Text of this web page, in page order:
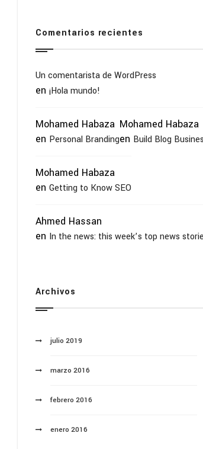
Comentarios recientes
Un comentarista de WordPress
en ¡Hola mundo!
Mohamed Habaza
en Personal Branding
Mohamed Habaza
en Build Blog
Mohamed Habaza
en Getting to Know SEO
Ahmed Hassan
en In the news: this week’s top news
Archivos
julio 2019
marzo 2016
febrero 2016
enero 2016